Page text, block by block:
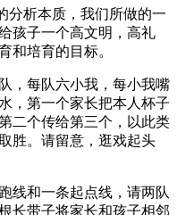
析本质，我们所做的一
孩子一个高文明，高礼
和培育的目标。
每队六小我，每小我嘴
，第一个家长把本人杯子
二个传给第三个，以此类
胜。请留意，逛戏起头
和一条起点线，请两队
长带子将家长和孩子相邻